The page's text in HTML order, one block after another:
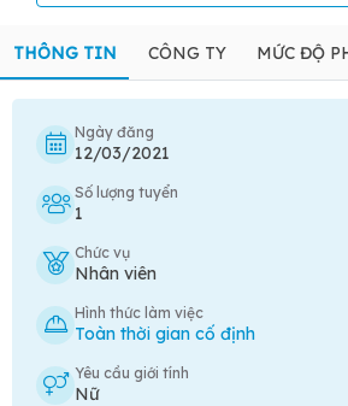
THÔNG TIN CÔNG TY MỨC ĐỘ
Ngày đăng
12/03/2021
Số lượng tuyển
1
Chức vụ
Nhân viên
Hình thức làm việc
Toàn thời gian cố định
Yêu cầu giới tính
Nữ